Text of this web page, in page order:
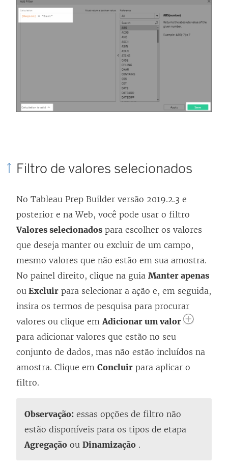
Filtro de valores selecionados
No Tableau Prep Builder versão 2019.2.3 e
posterior e na Web, você pode usar o filtro
Valores selecionados para escolher os valores
que deseja manter ou excluir de um campo,
mesmo valores que não estão em sua amostra.
No painel direito, clique na guia Manter apenas
ou Excluir para selecionar a ação e, em seguida,
insira os termos de pesquisa para procurar
valores ou clique em Adicionar um valor
para adicionar valores que estão no seu
conjunto de dados, mas não estão incluídos na
amostra. Clique em Concluir para aplicar o
filtro.
Observação: essas opções de filtro não
estão disponíveis para os tipos de etapa
Agregação ou Dinamização .